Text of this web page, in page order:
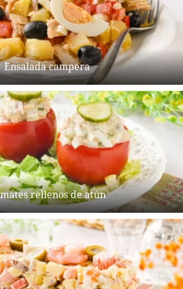
Ensalada campera
rellenos de atún